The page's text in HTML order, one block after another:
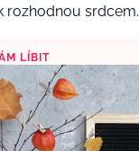
rozhodnou srdcem.
LÍBIT